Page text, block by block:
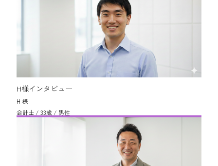
H様インタビュー
H 様
会計士 / 33歳 / 男性